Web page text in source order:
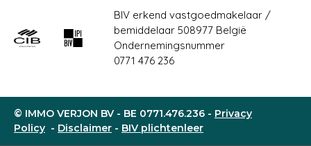
BIV erkend vastgoedmakelaar /
bemiddelaar 508977 België
Ondernemingsnummer
0771 476 236
© IMMO VERJON BV - BE 0771.476.236 - Privacy
Policy - Disclaimer - BIV plichtenleer